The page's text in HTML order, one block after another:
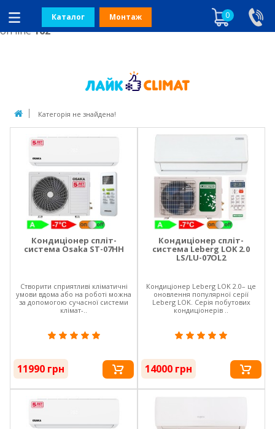
: Undefined index: description in
/home/likeclim/likeclimat.com.ua/storage/
on line162
Каталог Монтаж 0
Категорія не знайдена!
Кондиціонер спліт-
система Osaka ST-07HH
Створити сприятливі кліматичні
умови вдома або на роботі можна
за допомогою сучасної системи
клімат-..
11990 грн
Кондиціонер спліт-
система Leberg LOK 2.0
LS/LU-07OL2
Кондиціонер Leberg LOK 2.0– це
оновлення популярної серії
Leberg LOK. Серія побутових
кондиціонерів ..
14000 грн